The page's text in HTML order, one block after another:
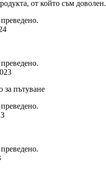
от който съм доволен.
за пътуване